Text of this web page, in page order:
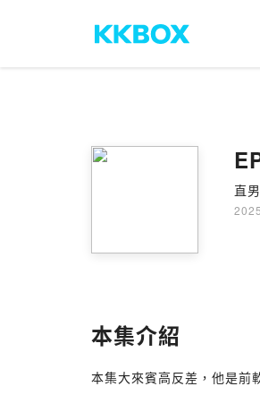
直
本集介紹
本集大來賓高反差，他是前